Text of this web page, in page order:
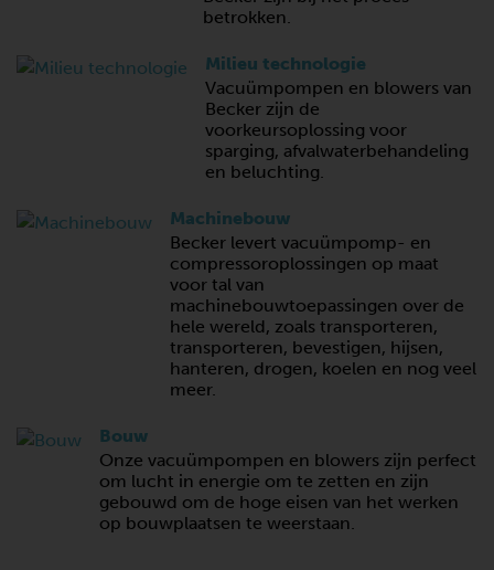
betrokken.
Milieu technologie
Vacuümpompen en blowers van
Becker zijn de
voorkeursoplossing voor
sparging, afvalwaterbehandeling
en beluchting.
Machinebouw
Becker levert vacuümpomp- en
compressoroplossingen op maat
voor tal van
machinebouwtoepassingen over de
hele wereld, zoals transporteren,
transporteren, bevestigen, hijsen,
hanteren, drogen, koelen en nog veel
meer.
Bouw
Onze vacuümpompen en blowers zijn perfect
om lucht in energie om te zetten en zijn
gebouwd om de hoge eisen van het werken
op bouwplaatsen te weerstaan.